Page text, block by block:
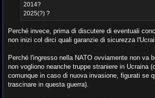
2014?
2025(?) ?
Perché invece, prima di discutere di eventuali
non inizi col dirci quali garanzie di sicurezza
Perché l'ingresso nella NATO ovviamente non va
non vogliono neanche truppe straniere in Ucraina
comunque in caso di nuova invasione, figurati se
trascinare in questa guerra).